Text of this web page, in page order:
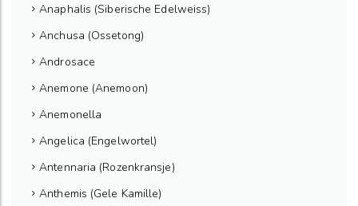
Anaphalis (Siberische Edelweiss)
Anchusa (Ossetong)
Androsace
Anemone (Anemoon)
Anemonella
Angelica (Engelwortel)
Antennaria (Rozenkransje)
Anthemis (Gele Kamille)